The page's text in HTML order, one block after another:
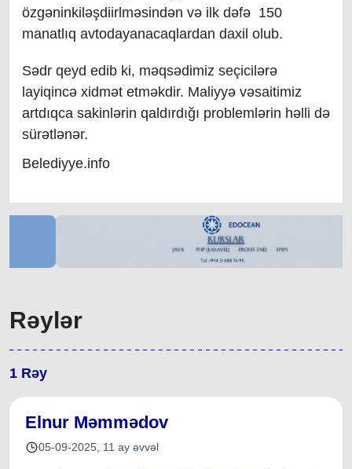
özgəninkiləşdiirlməsindən və ilk dəfə 150
manatlıq avtodayanacaqlardan daxil olub.
Sədr qeyd edib ki, məqsədimiz seçicilərə
layiqincə xidmət etməkdir. Maliyyə vəsaitimiz
artdıqca sakinlərin qaldırdığı problemlərin həlli də
sürətlənər.
Belediyye.info
Rəylər
1 Rəy
Elnur Məmmədov
05-09-2025 11 ay əvvəl